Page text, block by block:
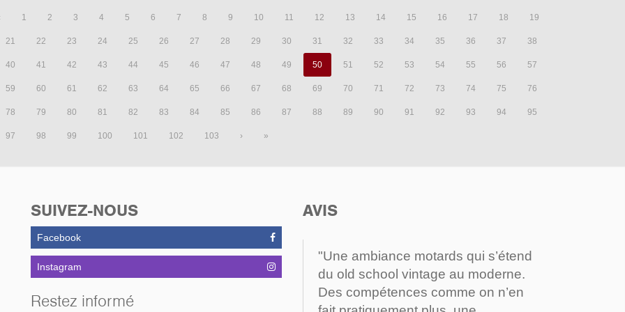
1 2 3 4 5 6 7 8 9 10 11 12 13 14 15 16 17 18 19
21 22 23 24 25 26 27 28 29 30 31 32 33 34 35 36 37 38
40 41 42 43 44 45 46 47 48 49 50 51 52 53 54 55 56 57
59 60 61 62 63 64 65 66 67 68 69 70 71 72 73 74 75 76
78 79 80 81 82 83 84 85 86 87 88 89 90 91 92 93 94 95
97 98 99 100 101 102 103 › »
SUIVEZ-NOUS
Facebook
Instagram
Restez informé
AVIS
"Une ambiance motards qui s’étend
du old school vintage au moderne.
Des compétences comme on n’en